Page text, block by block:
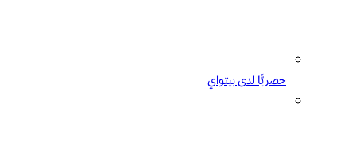
حصريًّا لدى بيتواي